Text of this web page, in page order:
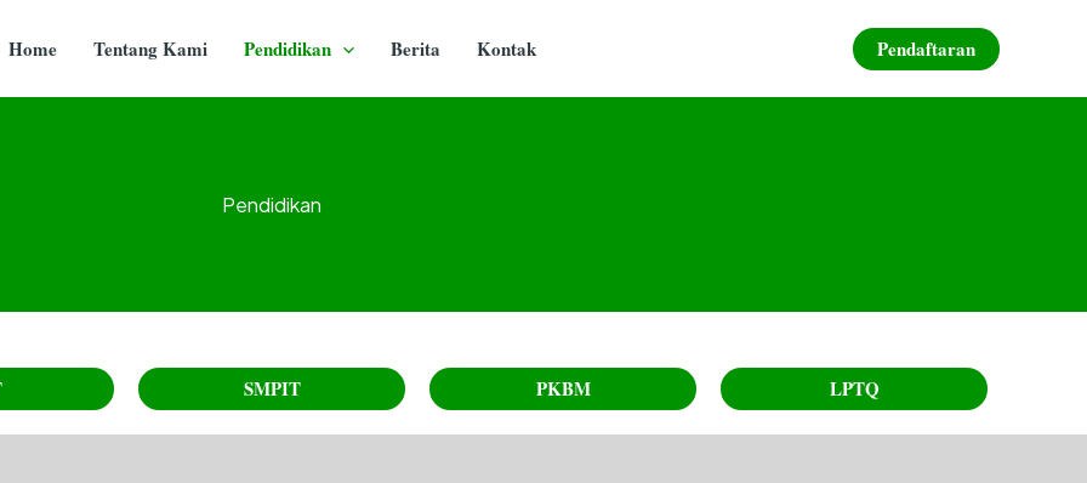
Home Tentang Kami Pendidikan Berita Kontak Pendaftaran
Pendidikan
SMPIT PKBM LPTQ